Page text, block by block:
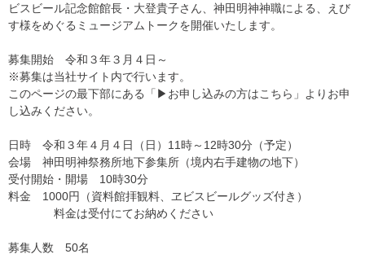
ビスビール記念館館長・大登貴子さん、神田明神神職による、えび
す様をめぐるミュージアムトークを開催いたします。
募集開始 令和３年３月４日～
※募集は当社サイト内で行います。
このページの最下部にある「▶︎お申し込みの方はこちら」よりお申
し込みください。
日時 令和３年４月４日（日）11時～12時30分（予定）
会場 神田明神祭務所地下参集所（境内右手建物の地下）
受付開始・開場 10時30分
料金 1000円（資料館拝観料、ヱビスビールグッズ付き）
料金は受付にてお納めください
募集人数 50名